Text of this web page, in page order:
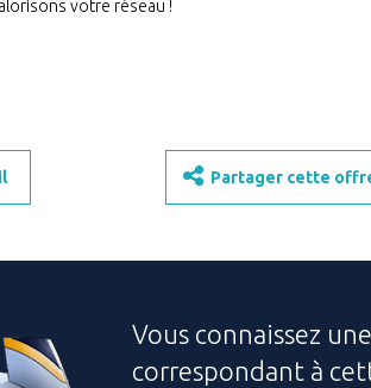
votre réseau !
Partager cette
Vous connaissez
correspondant à